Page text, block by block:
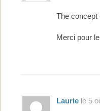
The concept
Merci pour
Laurie le 5